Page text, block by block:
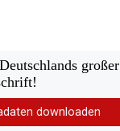
großer
downloaden